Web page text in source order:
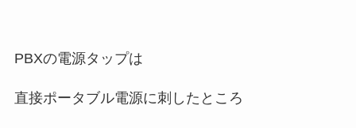
PBXの電源タップは
直接ポータブル電源に刺したところ